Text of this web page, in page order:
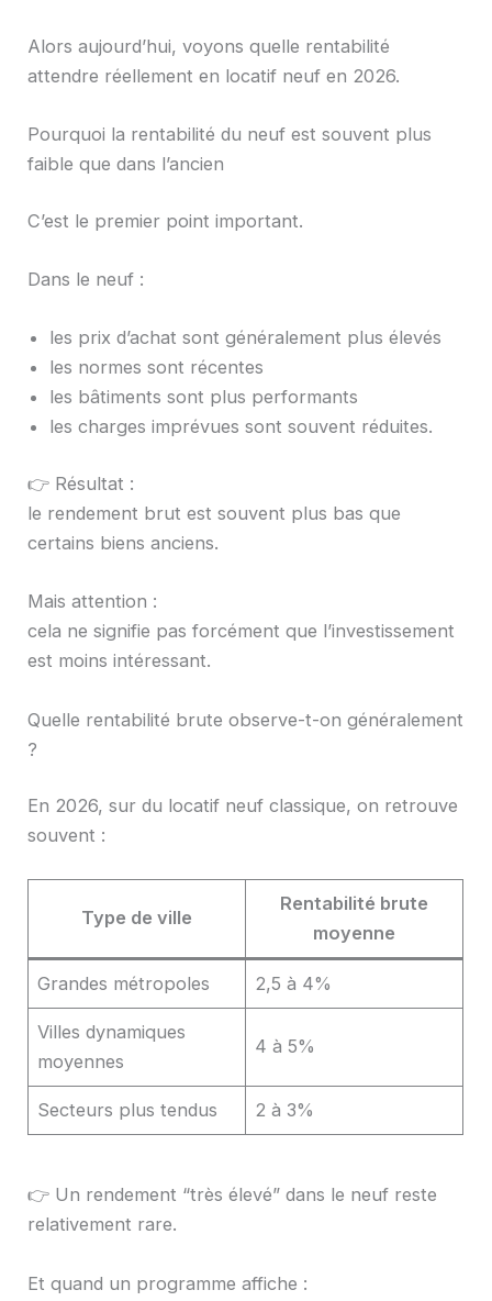
Alors aujourd’hui, voyons quelle rentabilité
attendre réellement en locatif neuf en 2026.
Pourquoi la rentabilité du neuf est souvent plus
faible que dans l’ancien
C’est le premier point important.
Dans le neuf :
les prix d’achat sont généralement plus élevés
les normes sont récentes
les bâtiments sont plus performants
les charges imprévues sont souvent réduites.
👉 Résultat :
le rendement brut est souvent plus bas que
certains biens anciens.
Mais attention :
cela ne signifie pas forcément que l’investissement
est moins intéressant.
Quelle rentabilité brute observe-t-on généralement
?
En 2026, sur du locatif neuf classique, on retrouve
souvent :
Type de ville
Rentabilité brute
moyenne
Grandes métropoles 2,5 à 4%
Villes dynamiques
moyennes
4 à 5%
Secteurs plus tendus 2 à 3%
👉 Un rendement “très élevé” dans le neuf reste
relativement rare.
Et quand un programme affiche :